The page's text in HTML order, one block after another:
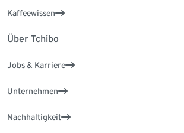
Kaffeewissen
Über Tchibo
Jobs & Karriere
Unternehmen
Nachhaltigkeit